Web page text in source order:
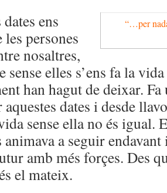
“…per
ens
persones
nosaltres,
sense elles s’ens fa la
han hagut de deixar. Fa
dates i desde
sense ella no és igual.
animava a seguir
amb més forçes. Des
el mateix.